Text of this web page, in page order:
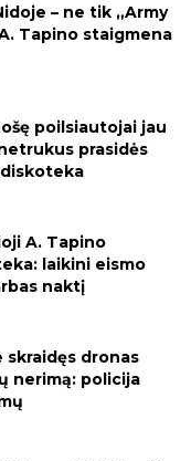
– ne tik „Army
Tapino staigmena
poilsiautojai jau
prasidės
A. Tapino
laikini eismo
naktį
skraidęs dronas
nerimą: policija